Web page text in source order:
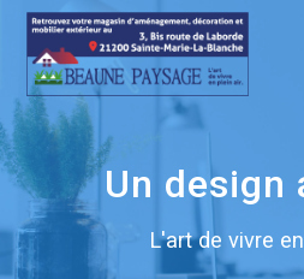
Un design
L'art de vivre